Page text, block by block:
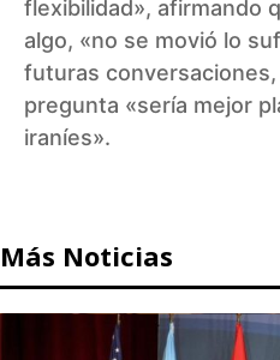
flexibilidad», afirmando
algo, «no se movió lo
futuras
pregunta «sería mejor
iraníes».
Más Noticias